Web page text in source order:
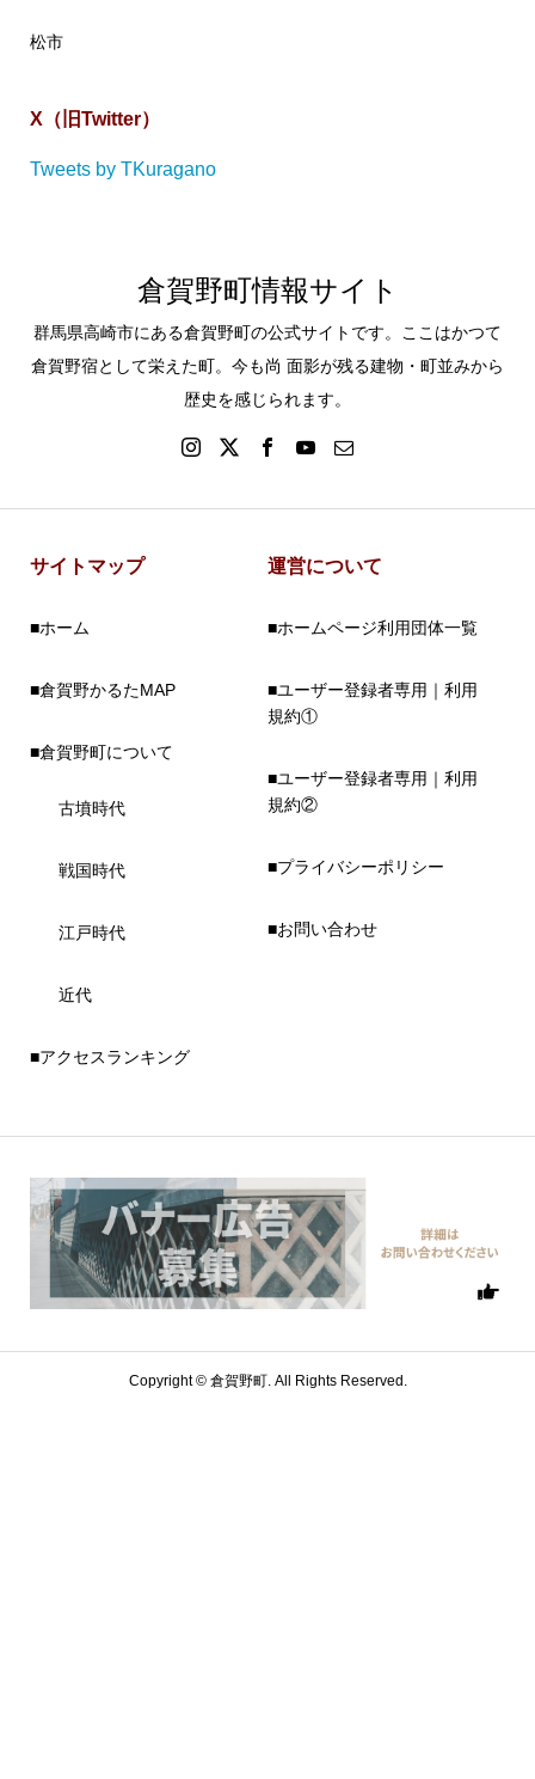
松市
X（旧Twitter）
Tweets by TKuragano
倉賀野町情報サイト
群馬県高崎市にある倉賀野町の公式サイトです。ここはかつて
倉賀野宿として栄えた町。今も尚 面影が残る建物・町並みから
歴史を感じられます。
サイトマップ
■ホーム
■倉賀野かるたMAP
■倉賀野町について
古墳時代
戦国時代
江戸時代
近代
■アクセスランキング
運営について
■ホームページ利用団体一覧
■ユーザー登録者専用｜利用
規約①
■ユーザー登録者専用｜利用
規約②
■プライバシーポリシー
■お問い合わせ
Copyright ©倉賀野町. All Rights Reserved.